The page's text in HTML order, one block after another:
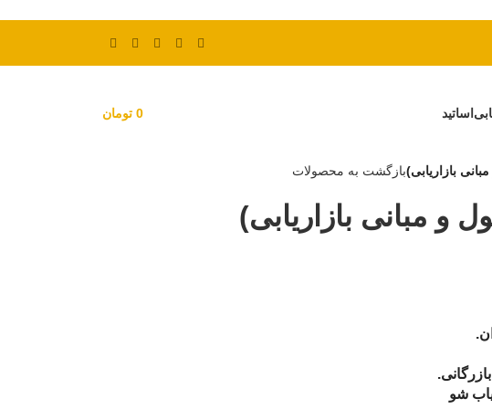
اساتید 0 تومان
بازاریابی)بازگشت به محصولات
مبانی بازاریابی)
شو